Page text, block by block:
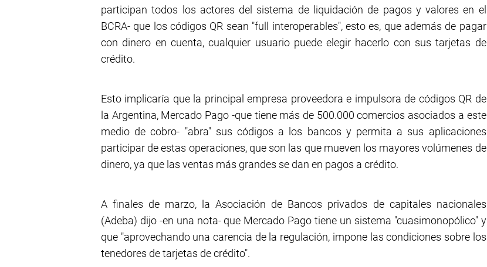
participan todos los actores del sistema de liquidación de pagos y valores en el
BCRA- que los códigos QR sean "full interoperables", esto es, que además de pagar
con dinero en cuenta, cualquier usuario puede elegir hacerlo con sus tarjetas de
crédito.
Esto implicaría que la principal empresa proveedora e impulsora de códigos QR de
la Argentina, Mercado Pago -que tiene más de 500.000 comercios asociados a este
medio de cobro- "abra" sus códigos a los bancos y permita a sus aplicaciones
participar de estas operaciones, que son las que mueven los mayores volúmenes de
dinero, ya que las ventas más grandes se dan en pagos a crédito.
A finales de marzo, la Asociación de Bancos privados de capitales nacionales
(Adeba) dijo -en una nota- que Mercado Pago tiene un sistema "cuasimonopólico" y
que "aprovechando una carencia de la regulación, impone las condiciones sobre los
tenedores de tarjetas de crédito".